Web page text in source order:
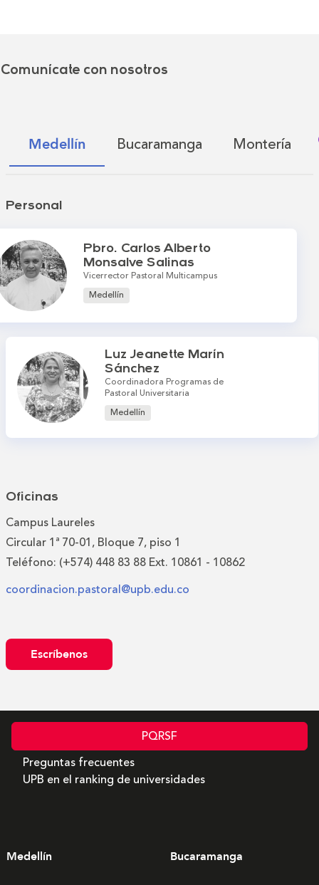
Comunícate con nosotros
Medellín Bucaramanga Montería
Personal
Pbro. Carlos Alberto
Monsalve Salinas
Vicerrector Pastoral Multicampus
Medellín
Luz Jeanette Marín
Sánchez
Coordinadora Programas de
Pastoral Universitaria
Medellín
Oficinas
Campus Laureles
Circular 1ª 70-01, Bloque 7, piso 1
Teléfono: (+574) 448 83 88 Ext. 10861 - 10862
coordinacion.pastoral@upb.edu.co
Escríbenos
PQRSF
Preguntas frecuentes
UPB en el ranking de universidades
Medellín Bucaramanga